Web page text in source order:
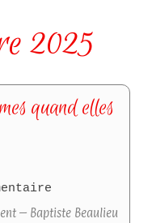
2025
quand elles
– Baptiste Beaulieu